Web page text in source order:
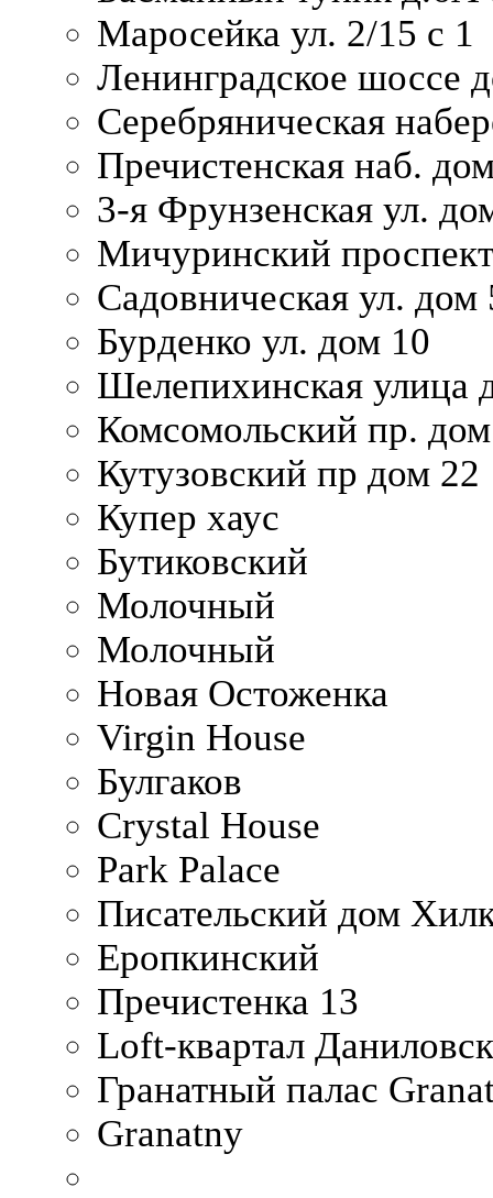
Маросейка ул. 2/15 с 1
Ленинградское шоссе
Серебряническая
Пречистенская наб.
3-я Фрунзенская ул.
Мичуринский
Садовническая ул. дом
Бурденко ул. дом 10
Шелепихинская улица
Комсомольский пр.
Кутузовский пр дом 22
Купер хаус
Бутиковский
Молочный
Молочный
Новая Остоженка
Virgin House
Булгаков
Crystal House
Park Palace
Писательский дом
Еропкинский
Пречистенка 13
Loft-квартал
Гранатный палас
Granatny